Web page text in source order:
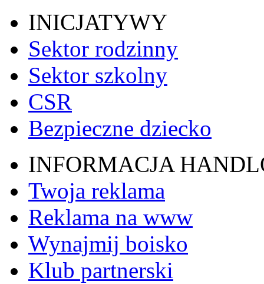
INICJATYWY
Sektor rodzinny
Sektor szkolny
CSR
Bezpieczne dziecko
INFORMACJA
Twoja reklama
Reklama na www
Wynajmij boisko
Klub partnerski